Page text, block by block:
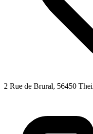
2 Rue de Brural, 56450